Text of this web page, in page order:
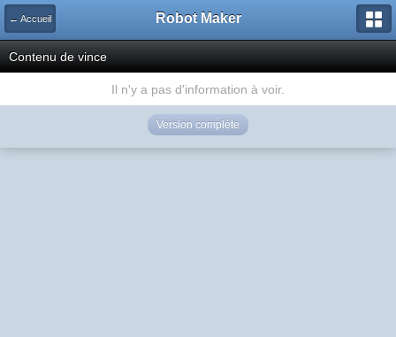
← Accueil Robot Maker
Contenu de vince
Il n'y a pas d'information à voir.
Version complète